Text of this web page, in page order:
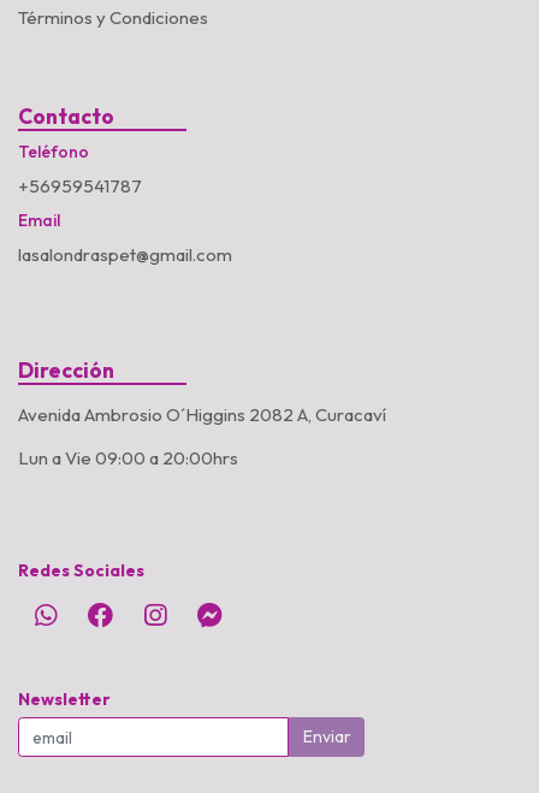
Términos y Condiciones
Contacto
Teléfono
+56959541787
Email
lasalondraspet@gmail.com
Dirección
Avenida Ambrosio O´Higgins 2082 A, Curacaví
Lun a Vie 09:00 a 20:00hrs
Redes Sociales
Newsletter
Enviar